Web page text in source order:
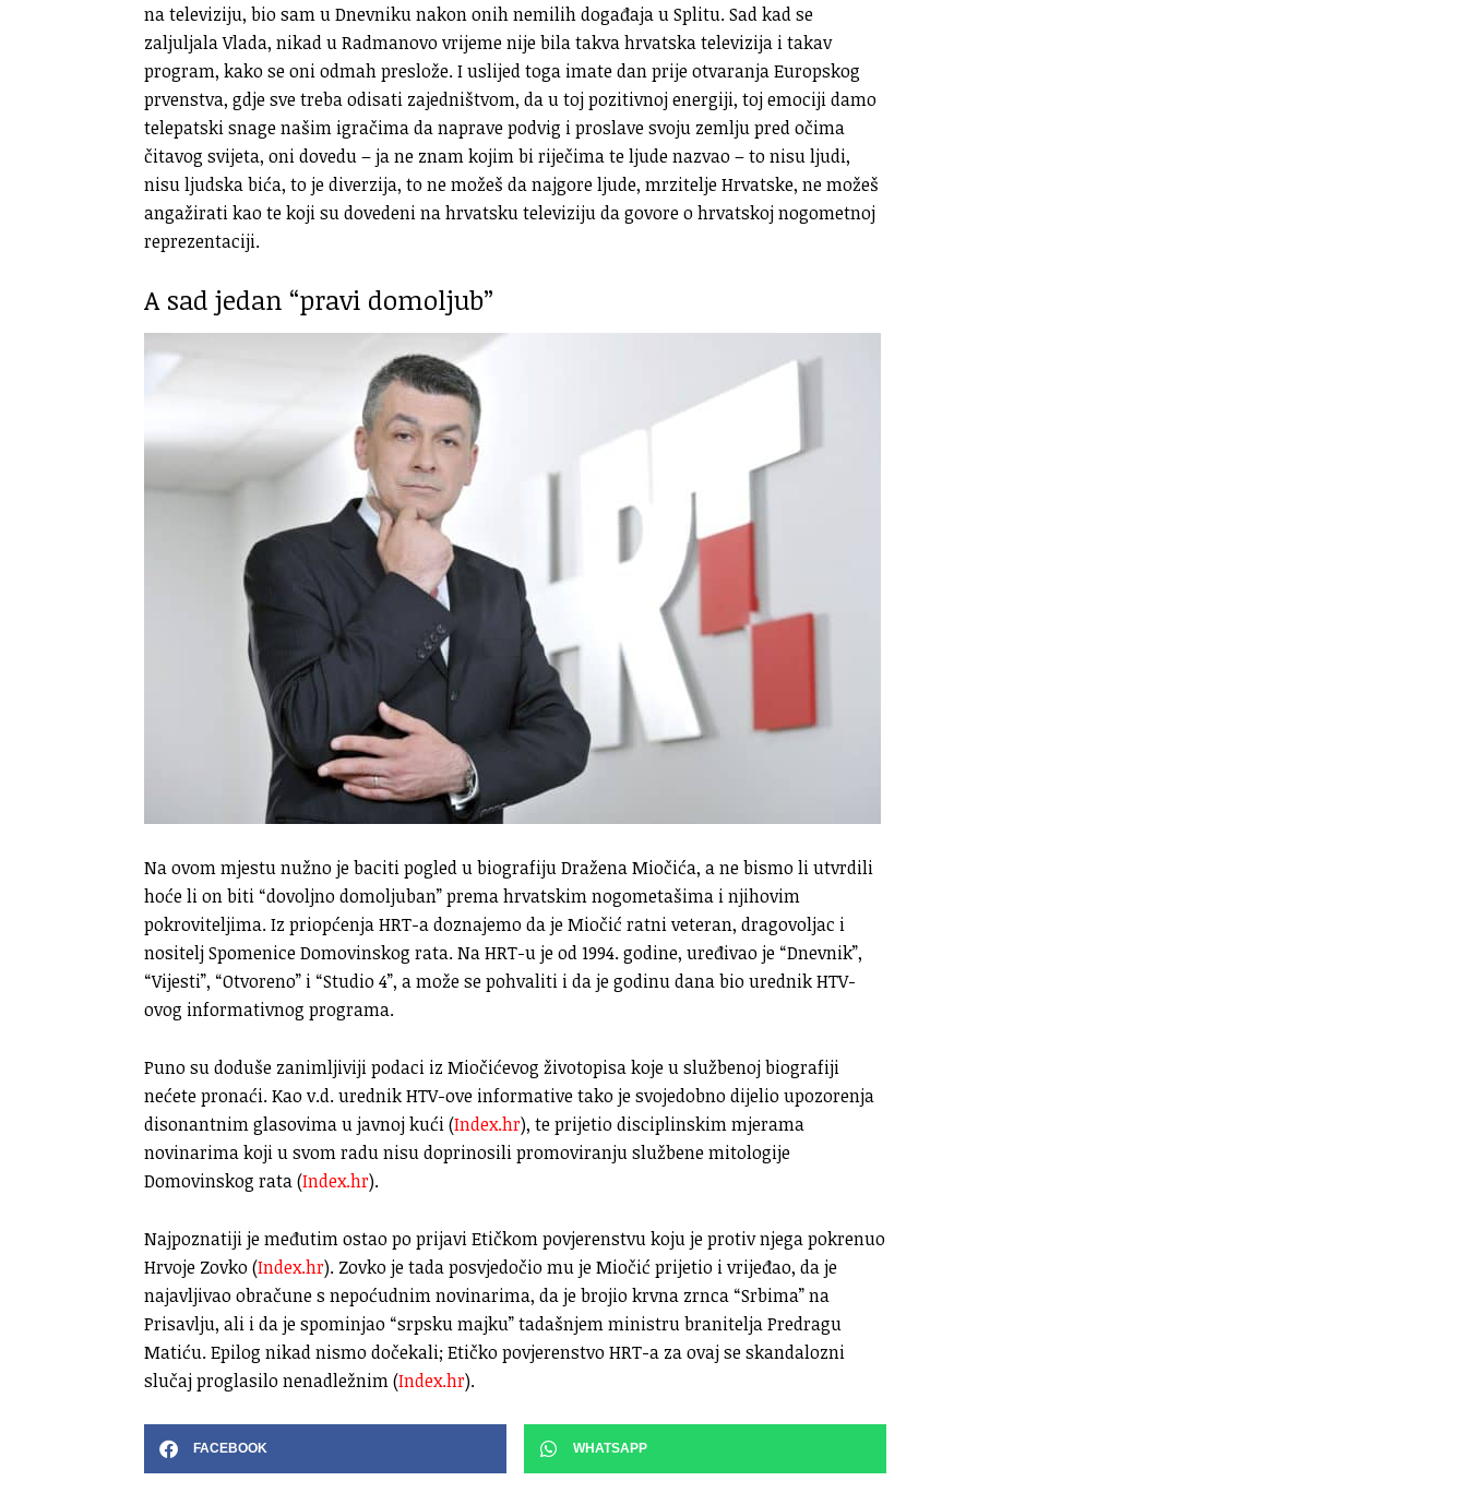
na televiziju, bio sam u Dnevniku nakon onih nemilih događaja u Splitu. Sad kad se
zaljuljala Vlada, nikad u Radmanovo vrijeme nije bila takva hrvatska televizija i takav
program, kako se oni odmah preslože. I uslijed toga imate dan prije otvaranja Europskog
prvenstva, gdje sve treba odisati zajedništvom, da u toj pozitivnoj energiji, toj emociji damo
telepatski snage našim igračima da naprave podvig i proslave svoju zemlju pred očima
čitavog svijeta, oni dovedu – ja ne znam kojim bi riječima te ljude nazvao – to nisu ljudi,
nisu ljudska bića, to je diverzija, to ne možeš da najgore ljude, mrzitelje Hrvatske, ne možeš
angažirati kao te koji su dovedeni na hrvatsku televiziju da govore o hrvatskoj nogometnoj
reprezentaciji.
A sad jedan “pravi domoljub”
Na ovom mjestu nužno je baciti pogled u biografiju Dražena Miočića, a ne bismo li utvrdili
hoće li on biti “dovoljno domoljuban” prema hrvatskim nogometašima i njihovim
pokroviteljima. Iz priopćenja HRT-a doznajemo da je Miočić ratni veteran, dragovoljac i
nositelj Spomenice Domovinskog rata. Na HRT-u je od 1994. godine, uređivao je “Dnevnik”,
“Vijesti”, “Otvoreno” i “Studio 4”, a može se pohvaliti i da je godinu dana bio urednik HTV-
ovog informativnog programa.
Puno su doduše zanimljiviji podaci iz Miočićevog životopisa koje u službenoj biografiji
nećete pronaći. Kao v.d. urednik HTV-ove informative tako je svojedobno dijelio upozorenja
disonantnim glasovima u javnoj kući (Index.hr), te prijetio disciplinskim mjerama
novinarima koji u svom radu nisu doprinosili promoviranju službene mitologije
Domovinskog rata (Index.hr).
Najpoznatiji je međutim ostao po prijavi Etičkom povjerenstvu koju je protiv njega pokrenuo
Hrvoje Zovko (Index.hr). Zovko je tada posvjedočio mu je Miočić prijetio i vrijeđao, da je
najavljivao obračune s nepoćudnim novinarima, da je brojio krvna zrnca “Srbima” na
Prisavlju, ali i da je spominjao “srpsku majku” tadašnjem ministru branitelja Predragu
Matiću. Epilog nikad nismo dočekali; Etičko povjerenstvo HRT-a za ovaj se skandalozni
slučaj proglasilo nenadležnim (Index.hr).
FACEBOOK WHATSAPP